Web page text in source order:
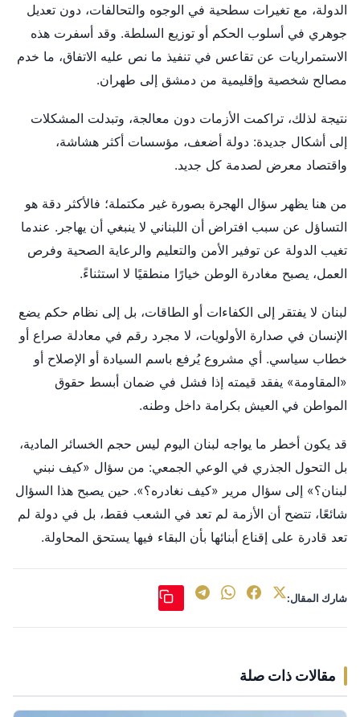
الدولة، مع تغيرات سطحية في الوجوه والتحالفات، دون تعديل
جوهري في أسلوب الحكم أو توزيع السلطة. وقد أسفرت هذه
الاستمراريات عن تقاعس في تنفيذ ما نص عليه الاتفاق، ما خدم
مصالح شخصية وإقليمية من دمشق إلى طهران.
نتيجة لذلك، تراكمت الأزمات دون معالجة، وتبدلت المشكلات
إلى أشكال جديدة: دولة أضعف، مؤسسات أكثر هشاشة،
واقتصاد معرض لصدمة كل جديد.
من هنا يظهر سؤال الهجرة بصورة غير مكتملة؛ فالأكثر دقة هو
التساؤل عن سبب افتراض أن اللبناني لا ينبغي أن يهاجر. عندما
تغيب الدولة عن توفير الأمن والتعليم والرعاية الصحية وفرص
العمل، يصبح مغادرة الوطن خيارًا منطقيًا لا استثناءً.
لبنان لا يفتقر إلى الكفاءات أو الطاقات، بل إلى نظام حكم يضع
الإنسان في صدارة الأولويات، لا مجرد رقم في معادلة صراع أو
خطاب سياسي. أي مشروع يُرفع باسم السيادة أو الإصلاح أو
«المقاومة» يفقد قيمته إذا فشل في ضمان أبسط حقوق
المواطن في العيش بكرامة داخل وطنه.
قد يكون أخطر ما يواجه لبنان اليوم ليس حجم الخسائر المادية،
بل التحول الجذري في الوعي الجمعي: من سؤال «كيف نبني
لبنان؟» إلى سؤال مرير «كيف نغادره؟». حين يصبح هذا السؤال
شائعًا، تتضح أن الأزمة لم تعد في الشعب فقط، بل في دولة لم
تعد قادرة على إقناع أبنائها بأن البقاء فيها يستحق المحاولة.
شارك المقال:
مقالات ذات صلة